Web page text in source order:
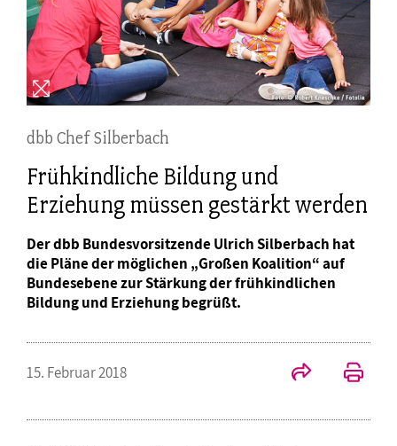
dbb Chef Silberbach
Frühkindliche Bildung und
Erziehung müssen gestärkt werden
Der dbb Bundesvorsitzende Ulrich Silberbach hat
die Pläne der möglichen „Großen Koalition“ auf
Bundesebene zur Stärkung der frühkindlichen
Bildung und Erziehung begrüßt.
15. Februar 2018